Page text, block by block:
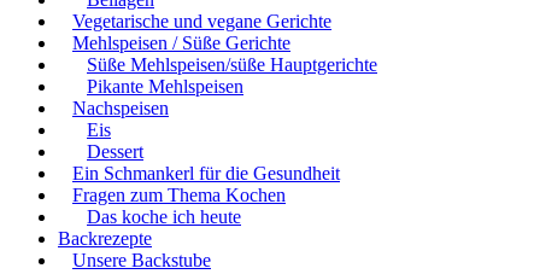
Vegetarische und vegane Gerichte
Mehlspeisen / Süße Gerichte
Süße Mehlspeisen/süße Hauptgerichte
Pikante Mehlspeisen
Nachspeisen
Eis
Dessert
Ein Schmankerl für die Gesundheit
Fragen zum Thema Kochen
Das koche ich heute
Backrezepte
Unsere Backstube